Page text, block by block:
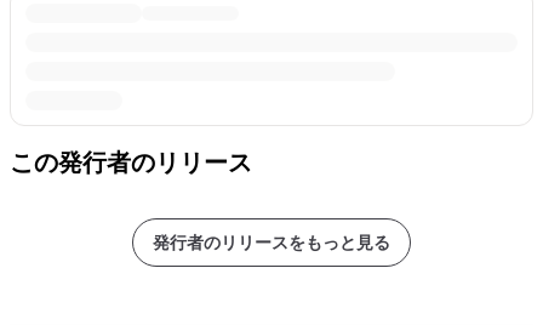
この発行者のリリース
発行者のリリースをもっと見る